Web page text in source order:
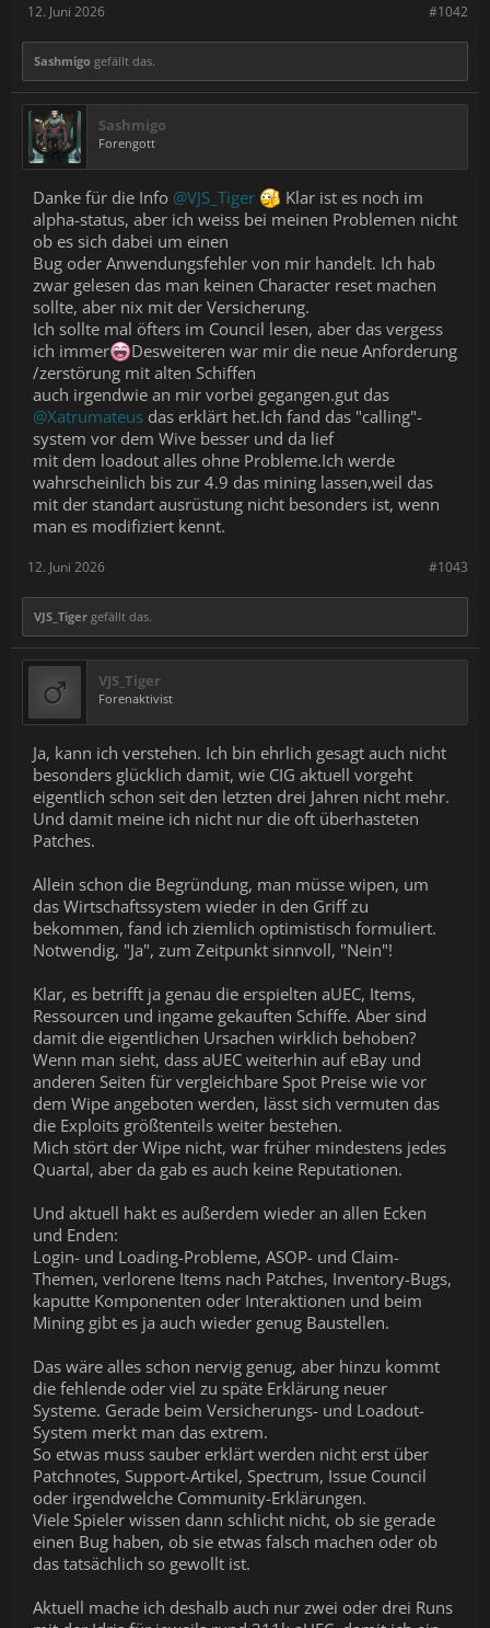
#1042
12. Juni 2026
Sashmigo gefällt das.
Sashmigo
Forengott
Danke für die Info @VJS_Tiger
Klar ist es noch im
alpha-status, aber ich weiss bei meinen Problemen nicht
ob es sich dabei um einen
Bug oder Anwendungsfehler von mir handelt. Ich hab
zwar gelesen das man keinen Character reset machen
sollte, aber nix mit der Versicherung.
Ich sollte mal öfters im Council lesen, aber das vergess
ich immer
Desweiteren war mir die neue Anforderung
/zerstörung mit alten Schiffen
auch irgendwie an mir vorbei gegangen.gut das
@Xatrumateus das erklärt het.Ich fand das "calling"-
system vor dem Wive besser und da lief
mit dem loadout alles ohne Probleme.Ich werde
wahrscheinlich bis zur 4.9 das mining lassen,weil das
mit der standart ausrüstung nicht besonders ist, wenn
man es modifiziert kennt.
#1043
12. Juni 2026
VJS_Tiger gefällt das.
VJS_Tiger
Forenaktivist
Ja, kann ich verstehen. Ich bin ehrlich gesagt auch nicht
besonders glücklich damit, wie CIG aktuell vorgeht
eigentlich schon seit den letzten drei Jahren nicht mehr.
Und damit meine ich nicht nur die oft überhasteten
Patches.
Allein schon die Begründung, man müsse wipen, um
das Wirtschaftssystem wieder in den Griff zu
bekommen, fand ich ziemlich optimistisch formuliert.
Notwendig, "Ja", zum Zeitpunkt sinnvoll, "Nein"!
Klar, es betrifft ja genau die erspielten aUEC, Items,
Ressourcen und ingame gekauften Schiffe. Aber sind
damit die eigentlichen Ursachen wirklich behoben?
Wenn man sieht, dass aUEC weiterhin auf eBay und
anderen Seiten für vergleichbare Spot Preise wie vor
dem Wipe angeboten werden, lässt sich vermuten das
die Exploits größtenteils weiter bestehen.
Mich stört der Wipe nicht, war früher mindestens jedes
Quartal, aber da gab es auch keine Reputationen.
Und aktuell hakt es außerdem wieder an allen Ecken
und Enden:
Login- und Loading-Probleme, ASOP- und Claim-
Themen, verlorene Items nach Patches, Inventory-Bugs,
kaputte Komponenten oder Interaktionen und beim
Mining gibt es ja auch wieder genug Baustellen.
Das wäre alles schon nervig genug, aber hinzu kommt
die fehlende oder viel zu späte Erklärung neuer
Systeme. Gerade beim Versicherungs- und Loadout-
System merkt man das extrem.
So etwas muss sauber erklärt werden nicht erst über
Patchnotes, Support-Artikel, Spectrum, Issue Council
oder irgendwelche Community-Erklärungen.
Viele Spieler wissen dann schlicht nicht, ob sie gerade
einen Bug haben, ob sie etwas falsch machen oder ob
das tatsächlich so gewollt ist.
Aktuell mache ich deshalb auch nur zwei oder drei Runs